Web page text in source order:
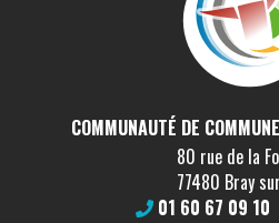
COMMUNAUTÉ DE
80 rue de la
77480 Bray
01 60 67 09 10